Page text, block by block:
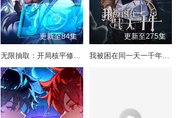
更新至84集
无限抽取：开局核平修仙世界
更新至275集
我被困在同一天一千年动态漫